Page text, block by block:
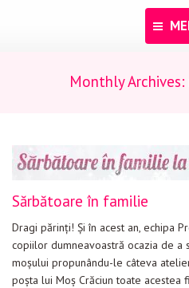
Acasă
Pentru dascăli
Evenimente
Materiale
Blog
Monthly Archives:
Sărbătoare în familie
Dragi părinţi! Şi în acest an, echipa
copiilor dumneavoastră ocazia de a
moşului propunându-le câteva
poşta lui Moş Crăciun toate acestea